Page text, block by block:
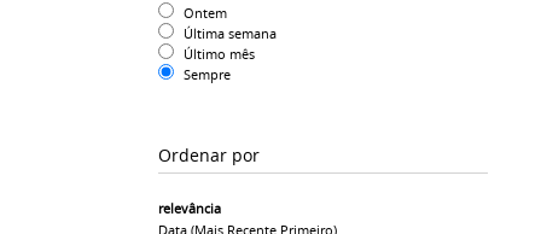
Ontem
Última semana
Último mês
Sempre
Ordenar por
relevância
Data (mais Recente Primeiro)